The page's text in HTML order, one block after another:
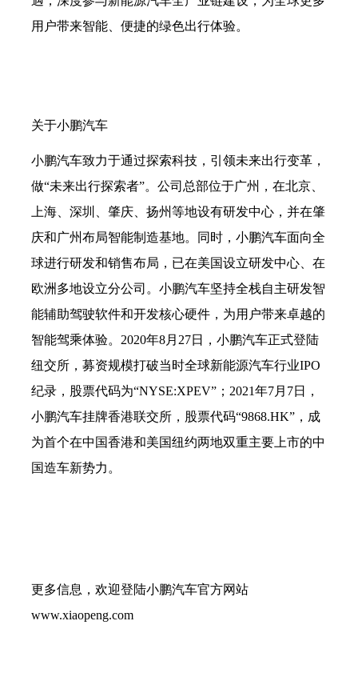
用户带来智能、便捷的绿色出行体验。
关于小鹏汽车
小鹏汽车致力于通过探索科技，引领未来出行变革，
做“未来出行探索者”。公司总部位于广州，在北京、
上海、深圳、肇庆、扬州等地设有研发中心，并在肇
庆和广州布局智能制造基地。同时，小鹏汽车面向全
球进行研发和销售布局，已在美国设立研发中心、在
欧洲多地设立分公司。小鹏汽车坚持全栈自主研发智
能辅助驾驶软件和开发核心硬件，为用户带来卓越的
智能驾乘体验。2020年8月27日，小鹏汽车正式登陆
纽交所，募资规模打破当时全球新能源汽车行业IPO
纪录，股票代码为“NYSE:XPEV”；2021年7月7日，
小鹏汽车挂牌香港联交所，股票代码“9868.HK”，成
为首个在中国香港和美国纽约两地双重主要上市的中
国造车新势力。
更多信息，欢迎登陆小鹏汽车官方网站
www.xiaopeng.com